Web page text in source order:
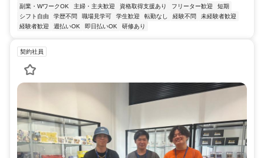
副業・WワークOK
主婦・主夫歓迎 資格取得支援あり フリーター歓迎
短期
シフト自由
学歴不問 職場見学可 学生歓迎 転勤なし 経験不問
未経験者歓迎
経験者歓迎
週払いOK 即日払いOK 研修あり
契約社員